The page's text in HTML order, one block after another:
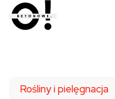
Rośliny i pielęgnacja